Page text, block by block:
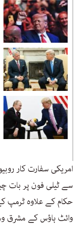
امریکی سفارت کار
سے ٹیلی فون پر بات
حکام کے علاوہ ٹرمپ
وائٹ ہاؤس کے مشرق